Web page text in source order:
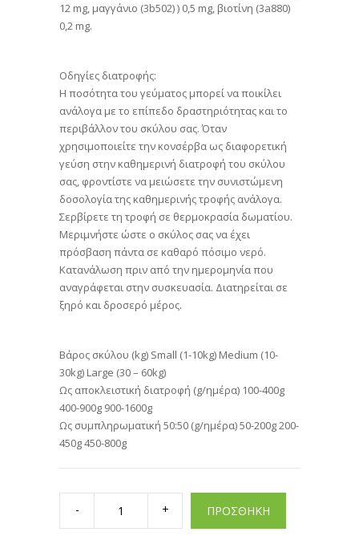
12 mg, μαγγάνιο (3b502) ) 0,5 mg, βιοτίνη (3a880)
0,2 mg.
Οδηγίες διατροφής:
Η ποσότητα του γεύματος μπορεί να ποικίλει
ανάλογα με το επίπεδο δραστηριότητας και το
περιβάλλον του σκύλου σας. Όταν
χρησιμοποιείτε την κονσέρβα ως διαφορετική
γεύση στην καθημερινή διατροφή του σκύλου
σας, φροντίστε να μειώσετε την συνιστώμενη
δοσολογία της καθημερινής τροφής ανάλογα.
Σερβίρετε τη τροφή σε θερμοκρασία δωματίου.
Μεριμνήστε ώστε ο σκύλος σας να έχει
πρόσβαση πάντα σε καθαρό πόσιμο νερό.
Κατανάλωση πριν από την ημερομηνία που
αναγράφεται στην συσκευασία. Διατηρείται σε
ξηρό και δροσερό μέρος.
Βάρος σκύλου (kg) Small (1-10kg) Medium (10-
30kg) Large (30 – 60kg)
Ως αποκλειστική διατροφή (g/ημέρα) 100-400g
400-900g 900-1600g
Ως συμπληρωματική 50:50 (g/ημέρα) 50-200g 200-
450g 450-800g
Brit
Fresh
Veal
ΠΡΟΣΘΗΚΗ